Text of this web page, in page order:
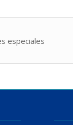
especiales